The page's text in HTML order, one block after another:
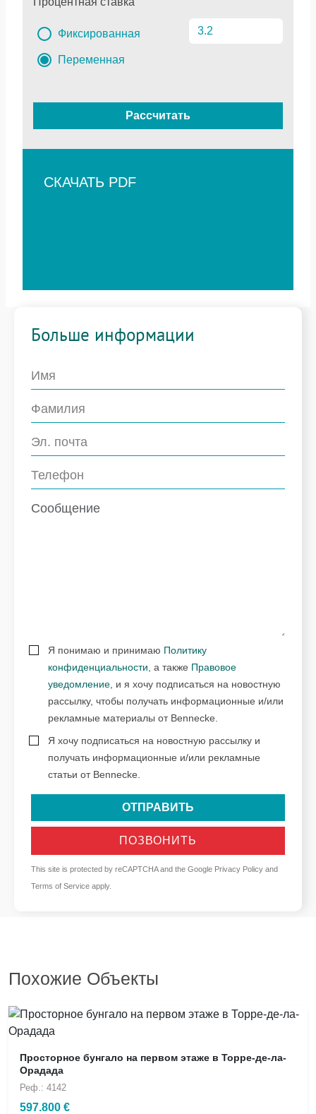
Фиксированная
Переменная
Рассчитать
СКАЧАТЬ PDF
Больше информации
Я понимаю и принимаю Политику
конфиденциальности , а также Правовое
уведомление , и я хочу подписаться на новостную
рассылку, чтобы получать информационные и/или
рекламные материалы от Bennecke.
Я хочу подписаться на новостную рассылку и
получать информационные и/или рекламные
статьи от Bennecke.
ОТПРАВИТЬ
ПОЗВОНИТЬ
This site is protected by reCAPTCHA and the Google Privacy Policy and
Terms of Service apply.
Похожие Объекты
Просторное бунгало на первом этаже в Торре-де-ла-
Орадада
Реф.: 4142
597.800 €